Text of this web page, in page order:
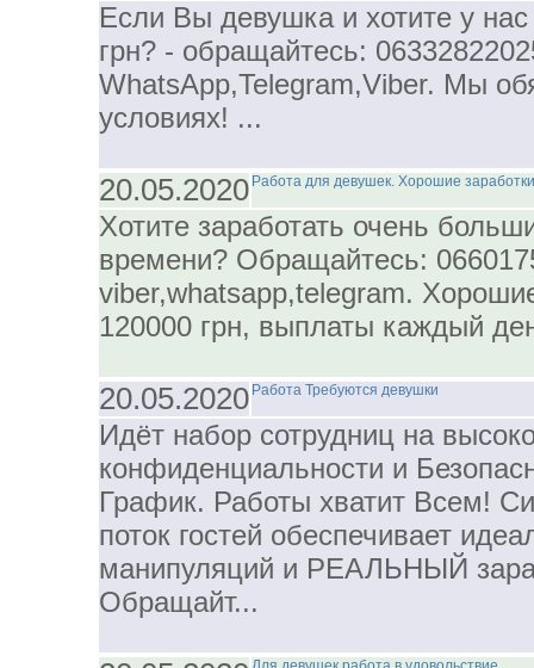
Если Вы девушка и хотите у
грн? - обращайтесь:
WhatsApp,Telegram,Viber. Мы
условиях! ...
20.05.2020 Работа для девушек. Хорошие заработки
Хотите заработать очень
времени? Обращайтесь:
viber,whatsapp,telegram.
120000 грн, выплаты каждый
20.05.2020 Работа Требуются девушки
Идёт набор сотрудниц на
конфиденциальности и
График. Работы хватит Всем!
поток гостей обеспечивает
манипуляций и РЕАЛЬНЫЙ
Обращайт...